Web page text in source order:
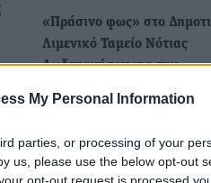
My Personal Information
parties, or processing of your
us, please use the below opt-out
opt-out request is processed
«Πράσινο φως» στο
Λιμενικό Ταμείο Νότιας
Δωδεκανήσου για την
«ΝΗΡΕΥΣ Α.Ε.»…
Απόφαση 1939/2025 του
Συμβουλίου της